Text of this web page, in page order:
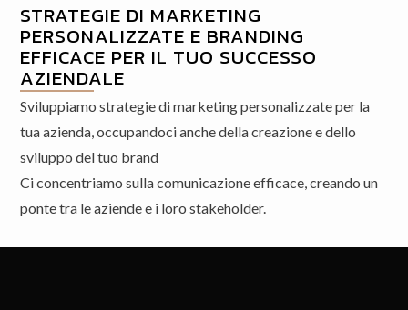
STRATEGIE DI MARKETING
PERSONALIZZATE E BRANDING
EFFICACE PER IL TUO SUCCESSO
AZIENDALE
Sviluppiamo strategie di marketing personalizzate per la
tua azienda, occupandoci anche della creazione e dello
sviluppo del tuo brand
Ci concentriamo sulla comunicazione efficace, creando un
ponte tra le aziende e i loro stakeholder.